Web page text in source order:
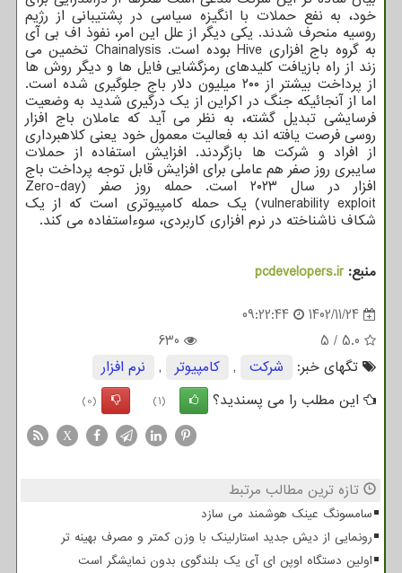
خود، به نفع حملات با انگیزه سیاسی در پشتیبانی از رژیم
روسیه منحرف شدند. یکی دیگر از علل این امر، نفوذ اف بی آی
به گروه باج افزاری Hive بوده است. Chainalysis تخمین می
زند از راه بازیافت کلیدهای رمزگشایی فایل ها و دیگر روش ها
از پرداخت بیشتر از ۲۰۰ میلیون دلار باج جلوگیری شده است.
اما از آنجائیکه جنگ در اکراین از یک درگیری شدید به وضعیت
فرسایشی تبدیل گشته، به نظر می آید که عاملان باج افزار
روسی فرصت یافته اند به فعالیت معمول خود یعنی کلاهبرداری
از افراد و شرکت ها بازگردند. افزایش استفاده از حملات
سایبری روز صفر هم عاملی برای افزایش قابل توجه پرداخت باج
افزار در سال ۲۰۲۳ است. حمله روز صفر (Zero-day
vulnerability exploit) یک حمله کامپیوتری است که از یک
شکاف ناشناخته در نرم افزاری کاربردی، سوءاستفاده می کند.
منبع:pcdevelopers.ir
1402/11/24
09:22:44
5.0
/
5
630
تگهای خبر:
شركت , كامپیوتر ,
نرم افزار
این مطلب را می پسندید؟
(1)
(0)
X
تازه ترین مطالب مرتبط
سامسونگ عینک هوشمند می سازد
رونمایی از دیش جدید استارلینک با وزن کمتر و مصرف بهینه تر
اولین دستگاه اوپن ای آی یک بلندگوی بدون نمایشگر است